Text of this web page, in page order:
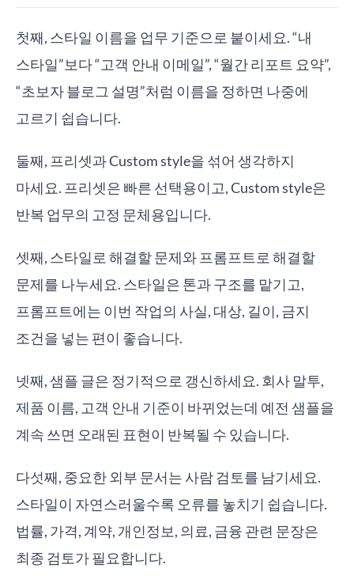
첫째, 스타일 이름을 업무 기준으로 붙이세요. “내
스타일”보다 “고객 안내 이메일”, “월간 리포트 요약”,
“초보자 블로그 설명”처럼 이름을 정하면 나중에
고르기 쉽습니다.
둘째, 프리셋과 Custom style을 섞어 생각하지
마세요. 프리셋은 빠른 선택용이고, Custom style은
반복 업무의 고정 문체용입니다.
셋째, 스타일로 해결할 문제와 프롬프트로 해결할
문제를 나누세요. 스타일은 톤과 구조를 맡기고,
프롬프트에는 이번 작업의 사실, 대상, 길이, 금지
조건을 넣는 편이 좋습니다.
넷째, 샘플 글은 정기적으로 갱신하세요. 회사 말투,
제품 이름, 고객 안내 기준이 바뀌었는데 예전 샘플을
계속 쓰면 오래된 표현이 반복될 수 있습니다.
다섯째, 중요한 외부 문서는 사람 검토를 남기세요.
스타일이 자연스러울수록 오류를 놓치기 쉽습니다.
법률, 가격, 계약, 개인정보, 의료, 금융 관련 문장은
최종 검토가 필요합니다.